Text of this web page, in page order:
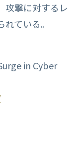
攻撃に対するレ
ている。
in Cyber